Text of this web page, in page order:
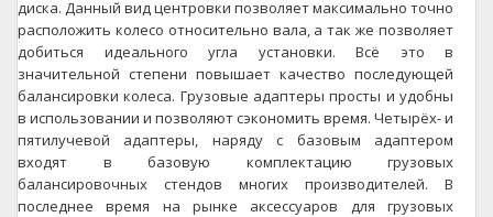
диска. Данный вид центровки позволяет максимально точно
расположить колесо относительно вала, а так же позволяет
добиться идеального угла установки. Всё это в
значительной степени повышает качество последующей
балансировки колеса. Грузовые адаптеры просты и удобны
в использовании и позволяют сэкономить время. Четырёх- и
пятилучевой адаптеры, наряду с базовым адаптером
входят в базовую комплектацию грузовых
балансировочных стендов многих производителей. В
последнее время на рынке аксессуаров для грузовых